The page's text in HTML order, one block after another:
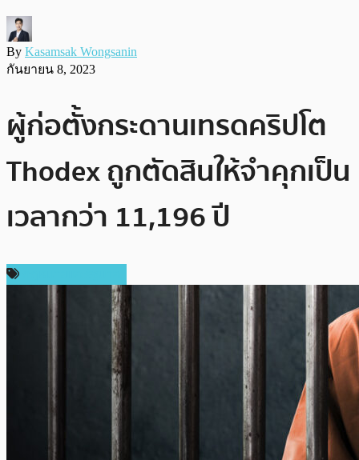
By Kasamsak Wongsanin
กันยายน 8, 2023
ผู้ก่อตั้งกระดานเทรดคริปโต
Thodex ถูกตัดสินให้จำคุกเป็น
เวลากว่า 11,196 ปี